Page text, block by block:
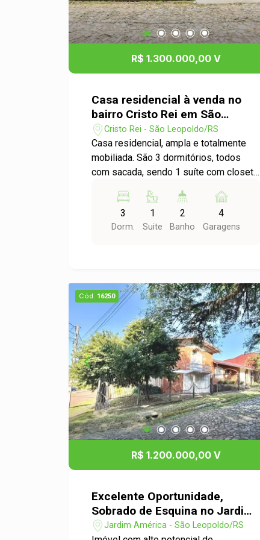
R$ 1.300.000,00 V
Casa residencial à venda no
bairro Cristo Rei em São
Leopoldo
Cristo Rei - São Leopoldo/RS
Casa residencial, ampla e totalmente
mobiliada. São 3 dormitórios, todos
com sacada, sendo 1 suíte com closet
imóvel conta ainda com 2 banheiros,
gabinete, hall de entrada, sala de estar,
sala com lareira, bar, adega, mezanino
despensa. Possui área de serviço e
lavanderia. Garagem para 2 carros e
espaço para mais 2 veículos no pátio.
Na área externa, amplo jardim, piscina e
quiosque completo com churrasqueira,
fogão de campanha, forno e lavabo.
Conta com gás central, água quente,
placas solares, cerca elétrica e sistema
de câmeras e alarme monitorados.
Agende uma visita e confira!
3
Dorm.
1
Suite
2
Banho
4
Garagens
Cód. 16250
R$ 1.200.000,00 V
Excelente Oportunidade,
Sobrado de Esquina no Jardim
América .
Jardim América - São Leopoldo/RS